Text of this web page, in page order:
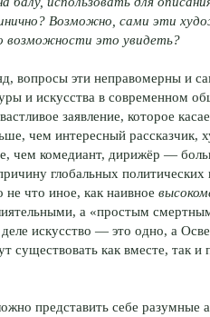
Возможно, сами эти
возможности это увидеть?
вопросы эти неправомерны и
и искусства в современном
заявление, которое
чем интересный рассказчик,
чем комедиант, дирижёр —
глобальных
что иное, как наивное
а «простым
искусство — это одно, а
существовать как вместе, так и
представить себе разумные